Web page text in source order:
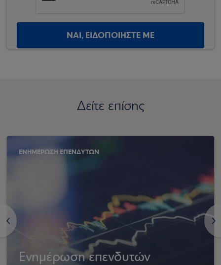
ΝΑΙ, ΕΙΔΟΠΟΙΗΣΤΕ ΜΕ
Δείτε επίσης
<
ΕΝΗΜΕΡΩΣΗ ΕΠΕΝΔΥΤΩΝ
Ενημέρωση επενδυτών
>